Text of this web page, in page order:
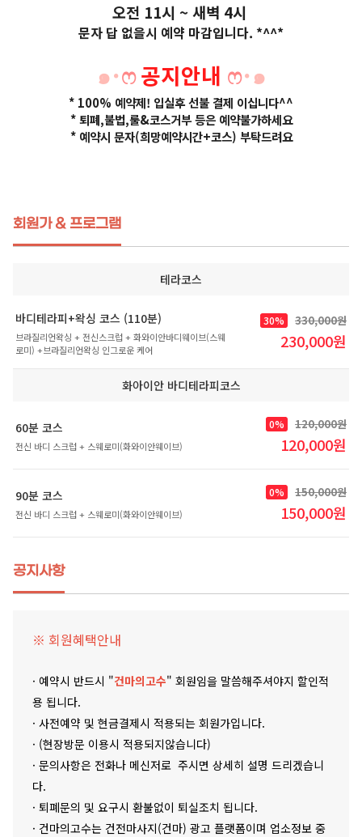
오전 11시 ~ 새벽 4시
문자 답 없을시 예약 마감입니다. *^^*
๑˙ෆ공지안내 ෆ˙๑
* 100% 예약제! 입실후 선불 결제 이십니다^^
* 퇴폐,불법,룰&코스거부 등은 예약불가하세요
* 예약시 문자(희망예약시간+코스) 부탁드려요
회원가 & 프로그램
테라코스
바디테라피+왁싱 코스 (110분)
브라질리언왁싱 + 전신스크럽 + 화와이안바디웨이브(스웨
로미) +브라질리언왁싱 인그로운 케어
330,000원
30%
230,000원
화아이안 바디테라피코스
60분 코스
전신 바디 스크럽 + 스웨로미(화와이안웨이브)
120,000원
0%
120,000원
90분 코스
전신 바디 스크럽 + 스웨로미(화와이안웨이브)
150,000원
0%
150,000원
공지사항
※ 회원혜택안내
· 예약시 반드시 "건마의고수" 회원임을 말씀해주셔야지 할인적
용 됩니다.
· 사전예약 및 현금결제시 적용되는 회원가입니다.
· (현장방문 이용시 적용되지않습니다)
· 문의사항은 전화나 메신저로 주시면 상세히 설명 드리겠습니
다.
· 퇴폐문의 및 요구시 환불없이 퇴실조치 됩니다.
· 건마의고수는 건전마사지(건마) 광고 플랫폼이며 업소정보 중